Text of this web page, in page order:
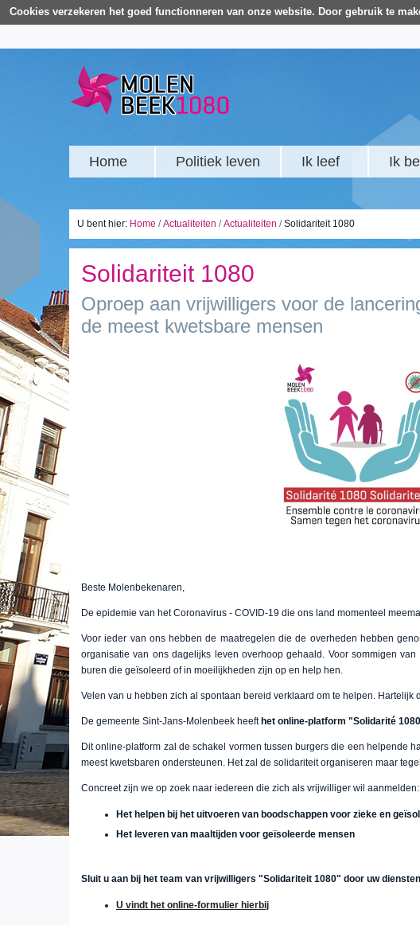
Cookies verzekeren het goed functionneren van onze website. Door gebruik te
Home Politiek leven Ik leef Ik
U bent hier: Home /Actualiteiten /Actualiteiten /Solidariteit 1080
Solidariteit 1080
Oproep aan vrijwilligers voor de
de meest kwetsbare mensen
Beste Molenbekenaren,
De epidemie van het Coronavirus - COVID-19 die ons land momenteel
Voor ieder van ons hebben de maatregelen die de overheden hebben
organisatie van ons dagelijks leven overhoop gehaald. Voor sommigen
buren die geïsoleerd of in moeilijkheden zijn op en help hen.
Velen van u hebben zich al spontaan bereid verklaard om te helpen. Hartelijk
De gemeente Sint-Jans-Molenbeek heeft het online-platform "Solidarité
Dit online-platform zal de schakel vormen tussen burgers die een helpende
meest kwetsbaren ondersteunen. Het zal de solidariteit organiseren maar
Concreet zijn we op zoek naar iedereen die zich als vrijwilliger wil aanmelden:
Het helpen bij het uitvoeren van boodschappen voor zieke en
Het leveren van maaltijden voor geïsoleerde mensen
Sluit u aan bij het team van vrijwilligers "Solidariteit 1080" door uw
U vindt het online-formulier hierbij